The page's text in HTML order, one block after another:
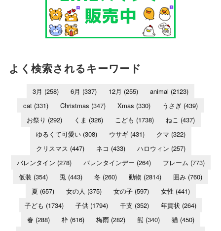
よく検索されるキーワード
3月 (258) 6月 (337) 12月 (255) animal (2123)
cat (331) Christmas (347) Xmas (330) うさぎ (439)
お祭り (292) くま (326) こども (1738) ねこ (437)
ゆるくて可愛い(308) ウサギ(431) クマ (322)
クリスマス (447) ネコ (433) ハロウィン (257)
バレンタイン (278) バレンタインデー (264) フレーム (773)
仮装 (354) 兎 (443) 冬 (260) 動物 (2814) 囲み (760)
夏 (657) 女の人 (375) 女の子(597) 女性 (441)
子ども (1734) 子供 (1794) 干支 (352) 年賀状 (264)
春(288) 枠(616) 梅雨(282) 熊 (340) 猫(450)